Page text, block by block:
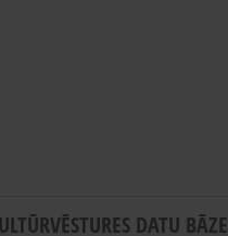
DATU BĀZE